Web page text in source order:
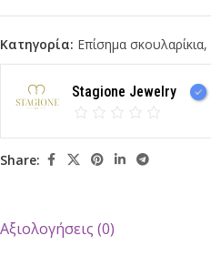
Κατηγορία: Επίσημα σκουλαρίκια,
Stagione Jewelry
Share:
Αξιολογήσεις (0)